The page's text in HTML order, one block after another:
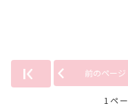
前のページ
1ペ